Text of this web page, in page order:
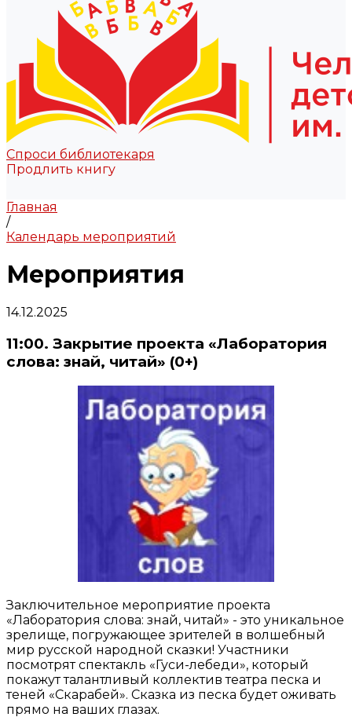
Спроси библиотекаря
Продлить книгу
Главная
/
Календарь мероприятий
Мероприятия
14.12.2025
11:00. Закрытие проекта «Лаборатория
слова: знай, читай» (0+)
Заключительное мероприятие проекта
«Лаборатория слова: знай, читай» - это уникальное
зрелище, погружающее зрителей в волшебный
мир русской народной сказки! Участники
посмотрят спектакль «Гуси-лебеди», который
покажут талантливый коллектив театра песка и
теней «Скарабей». Сказка из песка будет оживать
прямо на ваших глазах.